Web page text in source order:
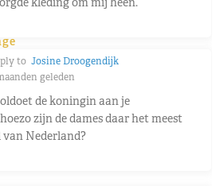
to Josine Droogendijk
geleden
de koningin aan je
zijn de dames daar het meest
van Nederland?